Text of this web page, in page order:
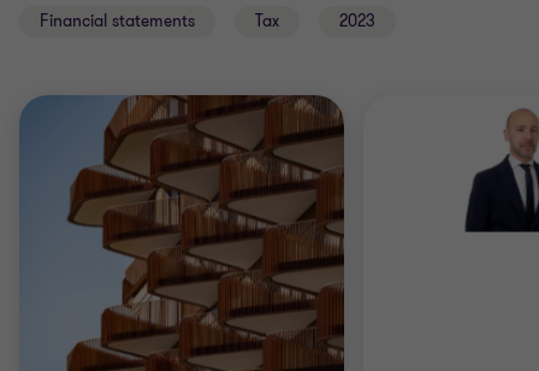
Financial statements Tax 2023